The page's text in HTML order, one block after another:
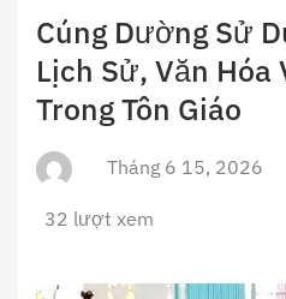
Cúng Dường Sử
Lịch Sử, Văn Hóa
Trong Tôn Giáo
Tháng 6 15, 2026
32 lượt xem